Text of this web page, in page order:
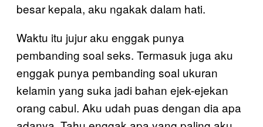
besar kepala, aku ngakak dalam hati.
Waktu itu jujur aku enggak punya
pembanding soal seks. Termasuk juga aku
enggak punya pembanding soal ukuran
kelamin yang suka jadi bahan ejek-ejekan
orang cabul. Aku udah puas dengan dia apa